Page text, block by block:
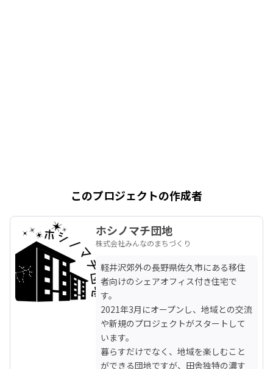
このプロジェクトの作成者
ホシノマチ団地
株式会社みんなのまちづくり
軽井沢郊外の長野県佐久市にある移住
者向けのシェアオフィス付き住宅で
す。
2021年3月にオープンし、地域との交流
や新規のプロジェクトがスタートして
います。
暮らすだけでなく、地域を楽しむこと
ができる団地ですが、田舎独特の濃す